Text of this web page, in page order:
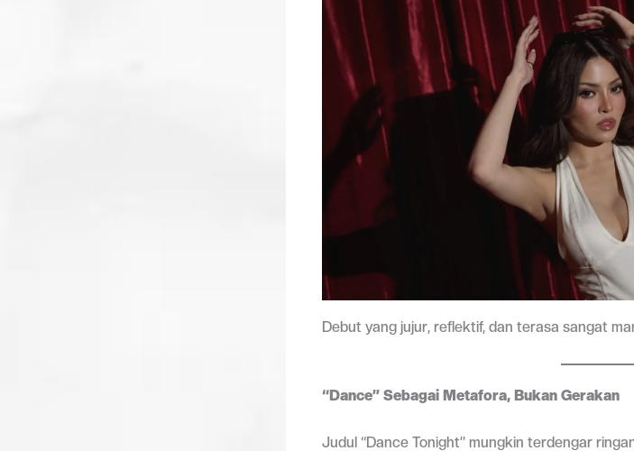
Debut yang jujur, reflektif, dan terasa sangat
“Dance” Sebagai Metafora, Bukan Gerakan
Judul “Dance Tonight” mungkin terdengar